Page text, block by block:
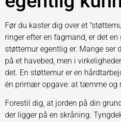
Før du kaster dig over et
ringer efter en fagmand, er det
støttemur egentlig er. Mange
på et havebed, men i
det. En støttemur er en
én primær opgave: at tæmme og
Forestil dig, at jorden på din
der ligger på en skråning.